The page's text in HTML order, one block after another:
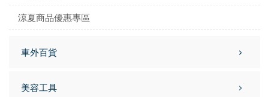
涼夏商品優惠專區
車外百貨
美容工具